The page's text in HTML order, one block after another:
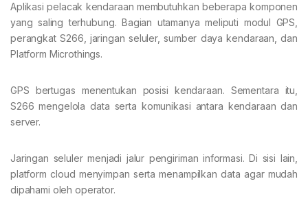
Aplikasi pelacak kendaraan membutuhkan beberapa komponen
yang saling terhubung. Bagian utamanya meliputi modul GPS,
perangkat S266, jaringan seluler, sumber daya kendaraan, dan
Platform Microthings.
GPS bertugas menentukan posisi kendaraan. Sementara itu,
S266 mengelola data serta komunikasi antara kendaraan dan
server.
Jaringan seluler menjadi jalur pengiriman informasi. Di sisi lain,
platform cloud menyimpan serta menampilkan data agar mudah
dipahami oleh operator.